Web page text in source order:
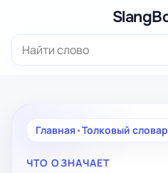
содержимому
Поиск:
Главная•Толковый
ЧТО ОЗНАЧАЕТ